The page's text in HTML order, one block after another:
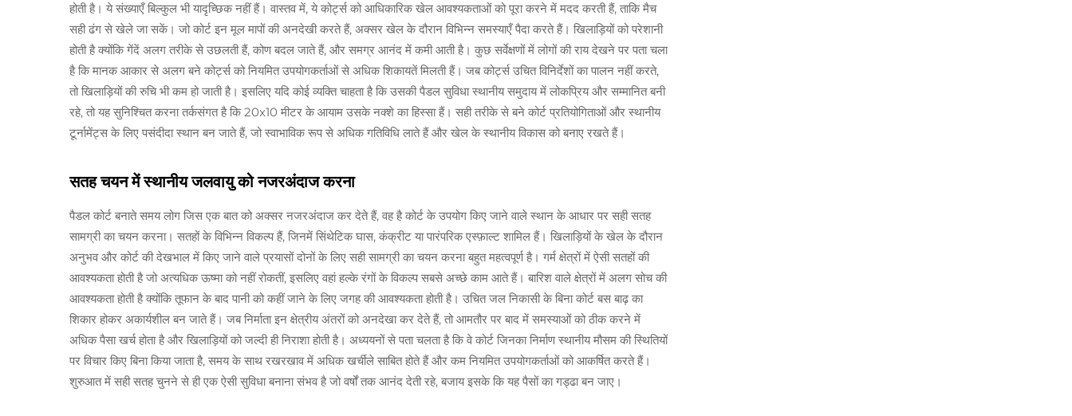
होती है। ये संख्याएँ बिल्कुल भी यादृच्छिक नहीं हैं। वास्तव में, ये कोर्ट्स को आधिकारिक खेल आवश्यकताओं को पूरा करने में मदद करती हैं, ताकि मैच
सही ढंग से खेले जा सकें। जो कोर्ट इन मूल मापों की अनदेखी करते हैं, अक्सर खेल के दौरान विभिन्न समस्याएँ पैदा करते हैं। खिलाड़ियों को परेशानी
होती है क्योंकि गेंदें अलग तरीके से उछलती हैं, कोण बदल जाते हैं, और समग्र आनंद में कमी आती है। कुछ सर्वेक्षणों में लोगों की राय देखने पर पता चला
है कि मानक आकार से अलग बने कोर्ट्स को नियमित उपयोगकर्ताओं से अधिक शिकायतें मिलती हैं। जब कोर्ट्स उचित विनिर्देशों का पालन नहीं करते,
तो खिलाड़ियों की रुचि भी कम हो जाती है। इसलिए यदि कोई व्यक्ति चाहता है कि उसकी पैडल सुविधा स्थानीय समुदाय में लोकप्रिय और सम्मानित बनी
रहे, तो यह सुनिश्चित करना तर्कसंगत है कि 20x10 मीटर के आयाम उसके नक्शे का हिस्सा हैं। सही तरीके से बने कोर्ट प्रतियोगिताओं और स्थानीय
टूर्नामेंट्स के लिए पसंदीदा स्थान बन जाते हैं, जो स्वाभाविक रूप से अधिक गतिविधि लाते हैं और खेल के स्थानीय विकास को बनाए रखते हैं।
सतह चयन में स्थानीय जलवायु को नजरअंदाज करना
पैडल कोर्ट बनाते समय लोग जिस एक बात को अक्सर नजरअंदाज कर देते हैं, वह है कोर्ट के उपयोग किए जाने वाले स्थान के आधार पर सही सतह
सामग्री का चयन करना। सतहों के विभिन्न विकल्प हैं, जिनमें सिंथेटिक घास, कंक्रीट या पारंपरिक एस्फ़ाल्ट शामिल हैं। खिलाड़ियों के खेल के दौरान
अनुभव और कोर्ट की देखभाल में किए जाने वाले प्रयासों दोनों के लिए सही सामग्री का चयन करना बहुत महत्वपूर्ण है। गर्म क्षेत्रों में ऐसी सतहों की
आवश्यकता होती है जो अत्यधिक ऊष्मा को नहीं रोकतीं, इसलिए वहां हल्के रंगों के विकल्प सबसे अच्छे काम आते हैं। बारिश वाले क्षेत्रों में अलग सोच की
आवश्यकता होती है क्योंकि तूफान के बाद पानी को कहीं जाने के लिए जगह की आवश्यकता होती है। उचित जल निकासी के बिना कोर्ट बस बाढ़ का
शिकार होकर अकार्यशील बन जाते हैं। जब निर्माता इन क्षेत्रीय अंतरों को अनदेखा कर देते हैं, तो आमतौर पर बाद में समस्याओं को ठीक करने में
अधिक पैसा खर्च होता है और खिलाड़ियों को जल्दी ही निराशा होती है। अध्ययनों से पता चलता है कि वे कोर्ट जिनका निर्माण स्थानीय मौसम की स्थितियों
पर विचार किए बिना किया जाता है, समय के साथ रखरखाव में अधिक खर्चीले साबित होते हैं और कम नियमित उपयोगकर्ताओं को आकर्षित करते हैं।
शुरुआत में सही सतह चुनने से ही एक ऐसी सुविधा बनाना संभव है जो वर्षों तक आनंद देती रहे, बजाय इसके कि यह पैसों का गड्ढा बन जाए।